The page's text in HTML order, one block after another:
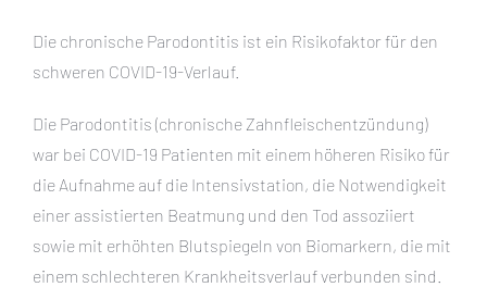
Die chronische Parodontitis ist ein Risikofaktor für den
schweren COVID-19-Verlauf.
Die Parodontitis (chronische Zahnfleischentzündung)
war bei COVID-19 Patienten mit einem höheren Risiko für
die Aufnahme auf die Intensivstation, die Notwendigkeit
einer assistierten Beatmung und den Tod assoziiert
sowie mit erhöhten Blutspiegeln von Biomarkern, die mit
einem schlechteren Krankheitsverlauf verbunden sind.